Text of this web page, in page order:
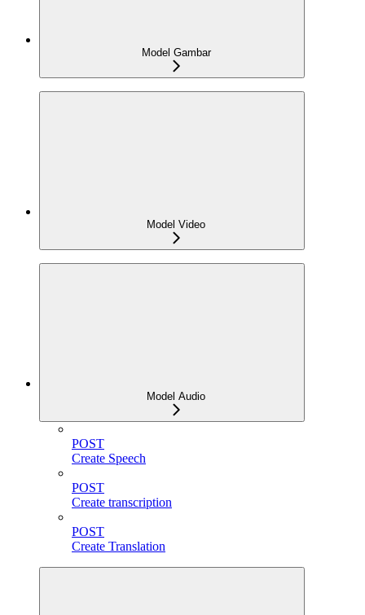
Model Gambar
Model Video
Model Audio
POST
Create Speech
POST
Create transcription
POST
Create Translation